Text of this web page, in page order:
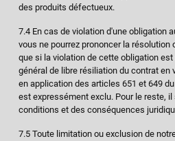
des produits défectueux.
7.4 En cas de violation d'une obligation
vous ne pourrez prononcer la résolution
que si la violation de cette obligation
général de libre résiliation du contrat en
en application des articles 651 et 649
est expressément exclu. Pour le reste,
conditions et des conséquences
7.5 Toute limitation ou exclusion de